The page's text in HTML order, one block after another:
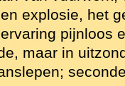
explosie, het
pijnloos
maar in